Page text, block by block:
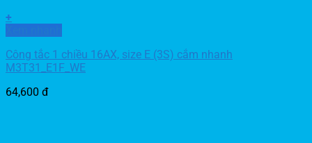
+
Công tắc 1 chiều 16AX, size E (3S) cắm nhanh
M3T31_E1F_WE
64,600 đ